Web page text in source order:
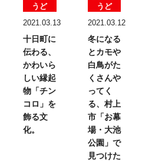
うど
2021.03.13
十日町に
伝わる、
かわいら
しい縁起
物「チン
コロ」を
飾る文
化。
うど
2021.03.12
冬になる
とカモや
白鳥がた
くさんや
ってく
る、 村上
市「お幕
場・大池
公園」で
見つけた